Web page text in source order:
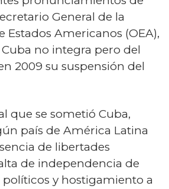
General de la
Estados Americanos (OEA),
no integra pero del
2009 su suspensión del
que se sometió Cuba,
país de América Latina
de libertades
de independencia de
políticos y hostigamiento a